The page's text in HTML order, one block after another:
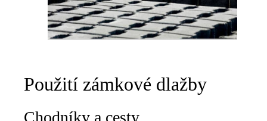
Použití zámkové dlažby
Chodníky a cesty